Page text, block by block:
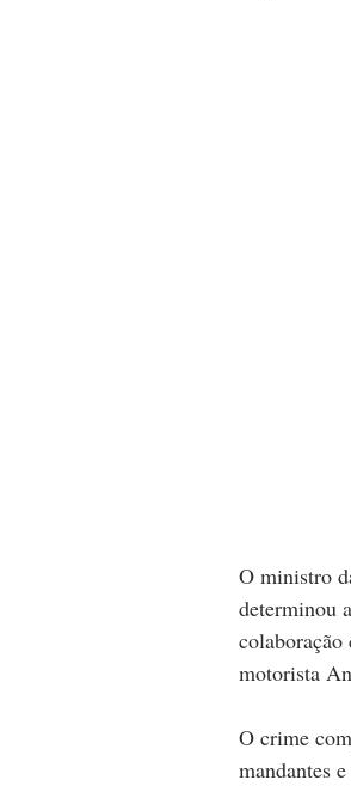
O ministro
determinou
colaboração
motorista
O crime
mandantes